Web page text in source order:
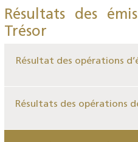
Résultats des
Trésor
Résultat des opérations
Résultats des opérations